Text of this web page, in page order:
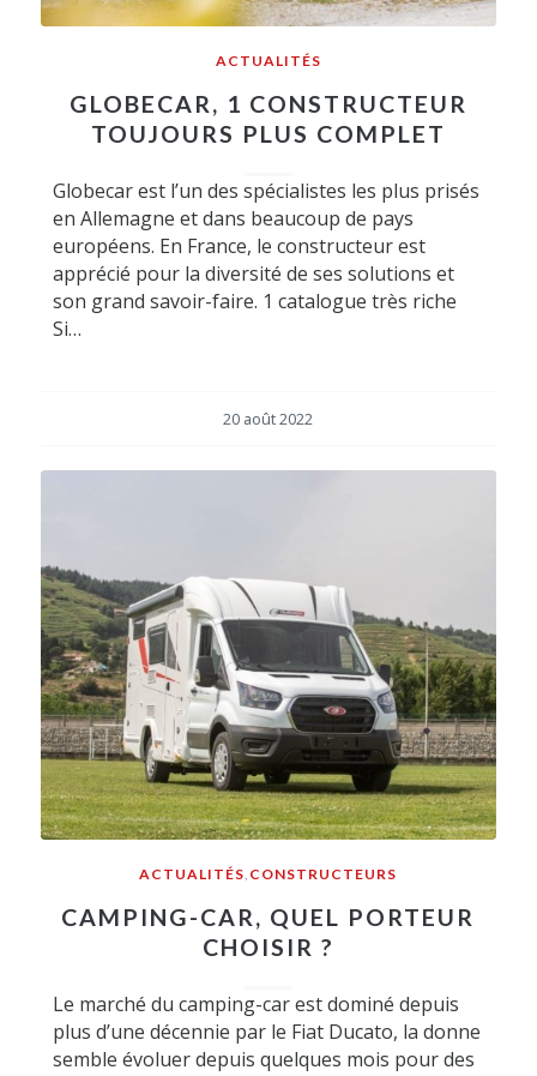
ACTUALITÉS
GLOBECAR, 1 CONSTRUCTEUR
TOUJOURS PLUS COMPLET
Globecar est l’un des spécialistes les plus prisés
en Allemagne et dans beaucoup de pays
européens. En France, le constructeur est
apprécié pour la diversité de ses solutions et
son grand savoir-faire. 1 catalogue très riche
Si…
20 août 2022
ACTUALITÉS CONSTRUCTEURS
CAMPING-CAR, QUEL PORTEUR
CHOISIR ?
Le marché du camping-car est dominé depuis
plus d’une décennie par le Fiat Ducato, la donne
semble évoluer depuis quelques mois pour des